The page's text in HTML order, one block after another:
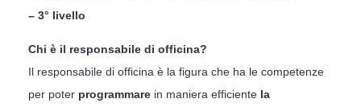
– 3° livello
Chi è il responsabile di officina?
Il responsabile di officina è la figura che ha le competenze
per poter programmare in maniera efficiente la